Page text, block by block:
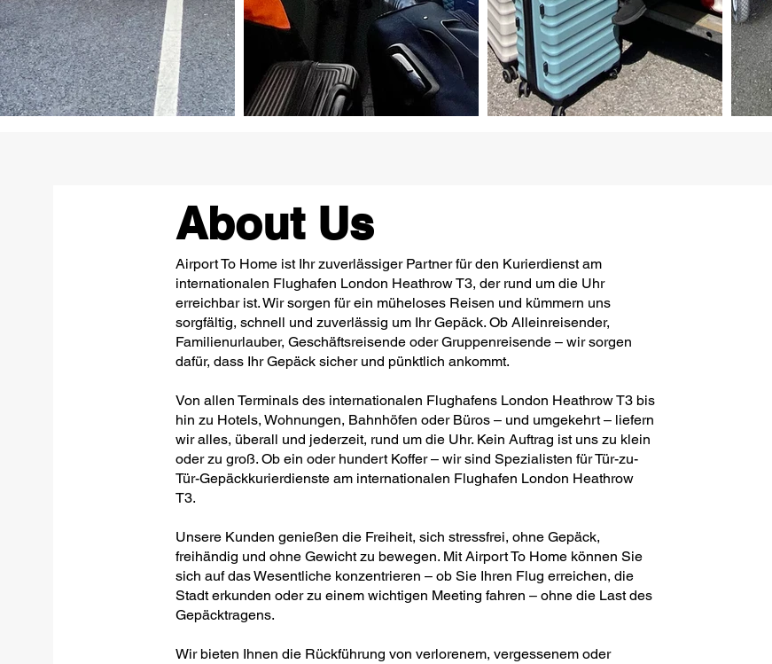
About Us
Airport To Home ist Ihr zuverlässiger Partner für den Kurierdienst am
internationalen Flughafen London Heathrow T3, der rund um die Uhr
erreichbar ist. Wir sorgen für ein müheloses Reisen und kümmern uns
sorgfältig, schnell und zuverlässig um Ihr Gepäck. Ob Alleinreisender,
Familienurlauber, Geschäftsreisende oder Gruppenreisende – wir sorgen
dafür, dass Ihr Gepäck sicher und pünktlich ankommt.
Von allen Terminals des internationalen Flughafens London Heathrow T3 bis
hin zu Hotels, Wohnungen, Bahnhöfen oder Büros – und umgekehrt – liefern
wir alles, überall und jederzeit, rund um die Uhr. Kein Auftrag ist uns zu klein
oder zu groß. Ob ein oder hundert Koffer – wir sind Spezialisten für Tür-zu-
Tür-Gepäckkurierdienste am internationalen Flughafen London Heathrow
T3.
Unsere Kunden genießen die Freiheit, sich stressfrei, ohne Gepäck,
freihändig und ohne Gewicht zu bewegen. Mit Airport To Home können Sie
sich auf das Wesentliche konzentrieren – ob Sie Ihren Flug erreichen, die
Stadt erkunden oder zu einem wichtigen Meeting fahren – ohne die Last des
Gepäcktragens.
Wir bieten Ihnen die Rückführung von verlorenem, vergessenem oder